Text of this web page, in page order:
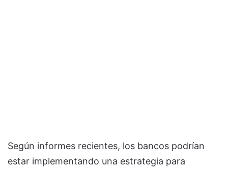
Según informes recientes, los bancos podrían
estar implementando una estrategia para